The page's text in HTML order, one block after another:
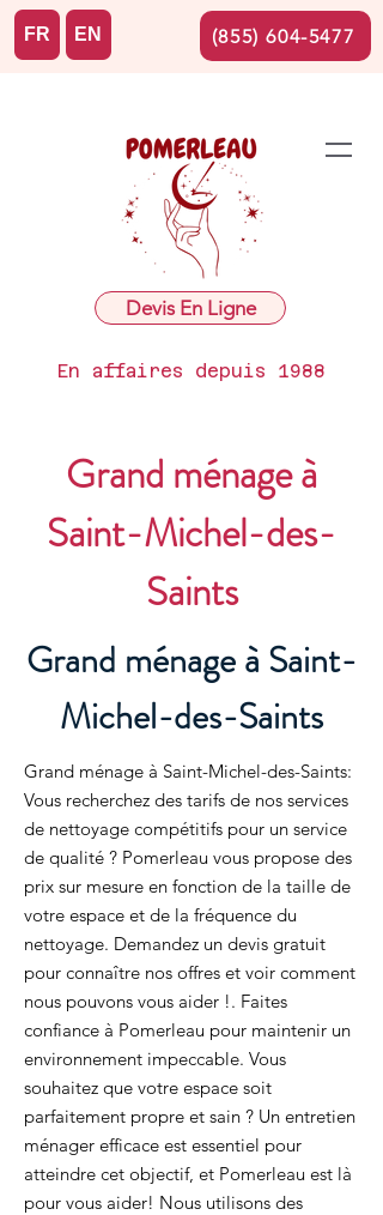
Devis En Ligne
En affaires depuis 1988
FR EN (855) 604-5477
Grand ménage à
Saint-Michel-des-
Saints
Grand ménage à Saint-
Michel-des-Saints
Grand ménage à Saint-Michel-des-Saints:
Vous recherchez des tarifs de nos services
de nettoyage compétitifs pour un service
de qualité ? Pomerleau vous propose des
prix sur mesure en fonction de la taille de
votre espace et de la fréquence du
nettoyage. Demandez un devis gratuit
pour connaître nos offres et voir comment
nous pouvons vous aider !. Faites
confiance à Pomerleau pour maintenir un
environnement impeccable. Vous
souhaitez que votre espace soit
parfaitement propre et sain ? Un entretien
ménager efficace est essentiel pour
atteindre cet objectif, et Pomerleau est là
pour vous aider! Nous utilisons des